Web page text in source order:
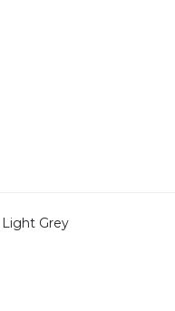
- Light Grey